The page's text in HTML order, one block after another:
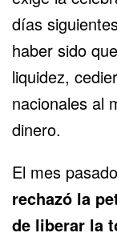
días
haber sido
liquidez,
nacionales al
dinero.
El mes
rechazó la
de liberar la